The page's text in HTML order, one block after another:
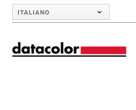
Skip to Main Content
ITALIANO